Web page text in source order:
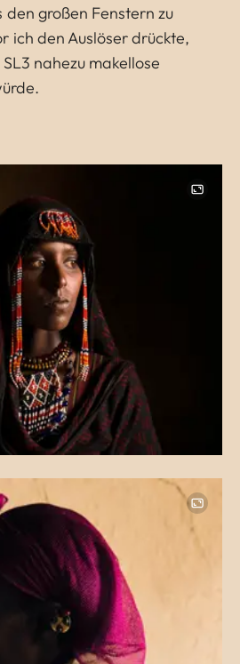
großen Fenstern zu
ich den Auslöser drückte,
nahezu makellose